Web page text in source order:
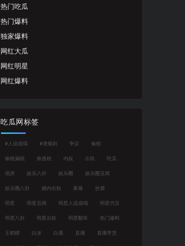
热门吃瓜
热门爆料
独家爆料
网红大瓜
网红明星
网红爆料
吃瓜网标签
#人设崩塌 #潜规则 争议 偷税
偷税漏税 偷逃税 内娱 出轨 吃瓜
塌房 娱乐八卦 娱乐圈 娱乐圈丑闻
娱乐圈八卦 婚内出轨 家暴 抄袭
明星 明星丑闻 明星人设崩塌 明星代言
明星八卦 明星出轨 明星翻车 热门爆料
王鹤棣 白冰 白鹿 直播 直播带货